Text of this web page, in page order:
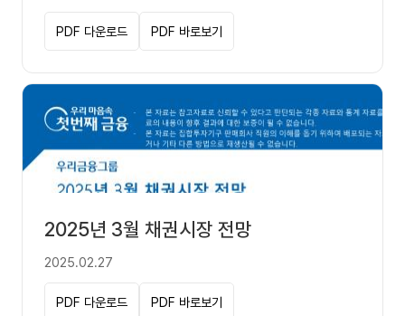
PDF 다운로드 PDF 바로보기
2025년 3월 채권시장 전망
2025.02.27
PDF 다운로드 PDF 바로보기